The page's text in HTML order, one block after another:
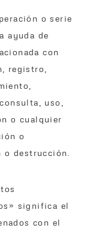
o serie
ayuda de
con
registro,
uso,
o cualquier
o
destrucción.
significa el
con el